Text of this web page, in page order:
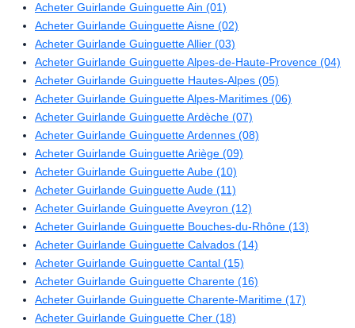
Acheter Guirlande Guinguette Ain (01)
Acheter Guirlande Guinguette Aisne (02)
Acheter Guirlande Guinguette Allier (03)
Acheter Guirlande Guinguette Alpes-de-Haute-Provence (04)
Acheter Guirlande Guinguette Hautes-Alpes (05)
Acheter Guirlande Guinguette Alpes-Maritimes (06)
Acheter Guirlande Guinguette Ardèche (07)
Acheter Guirlande Guinguette Ardennes (08)
Acheter Guirlande Guinguette Ariège (09)
Acheter Guirlande Guinguette Aube (10)
Acheter Guirlande Guinguette Aude (11)
Acheter Guirlande Guinguette Aveyron (12)
Acheter Guirlande Guinguette Bouches-du-Rhône (13)
Acheter Guirlande Guinguette Calvados (14)
Acheter Guirlande Guinguette Cantal (15)
Acheter Guirlande Guinguette Charente (16)
Acheter Guirlande Guinguette Charente-Maritime (17)
Acheter Guirlande Guinguette Cher (18)